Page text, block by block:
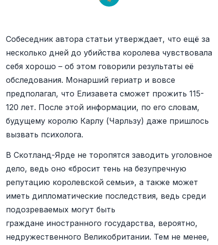
Собеседник автора статьи утверждает, что ещё за
несколько дней до убийства королева чувствовала
себя хорошо – об этом говорили результаты её
обследования. Монарший гериатр и вовсе
предполагал, что Елизавета сможет прожить 115-
120 лет. После этой информации, по его словам,
будущему королю Карлу (Чарльзу) даже пришлось
вызвать психолога.
В Скотланд-Ярде не торопятся заводить уголовное
дело, ведь оно «бросит тень на безупречную
репутацию королевской семьи», а также может
иметь дипломатические последствия, ведь среди
подозреваемых могут быть
граждане иностранного государства, вероятно,
недружественного Великобритании. Тем не менее,